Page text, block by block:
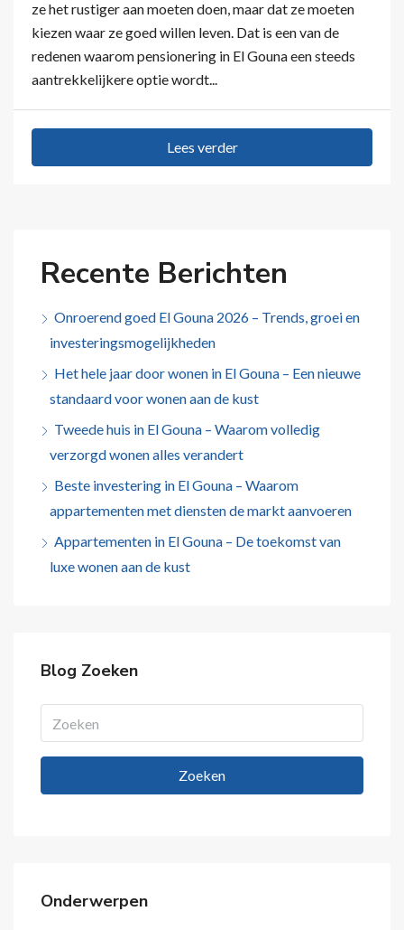
ze het rustiger aan moeten doen, maar dat ze moeten
kiezen waar ze goed willen leven. Dat is een van de
redenen waarom pensionering in El Gouna een steeds
aantrekkelijkere optie wordt...
Lees verder
Recente Berichten
Onroerend goed El Gouna 2026 – Trends, groei en
investeringsmogelijkheden
Het hele jaar door wonen in El Gouna – Een nieuwe
standaard voor wonen aan de kust
Tweede huis in El Gouna – Waarom volledig
verzorgd wonen alles verandert
Beste investering in El Gouna – Waarom
appartementen met diensten de markt aanvoeren
Appartementen in El Gouna – De toekomst van
luxe wonen aan de kust
Blog Zoeken
Zoeken
Onderwerpen